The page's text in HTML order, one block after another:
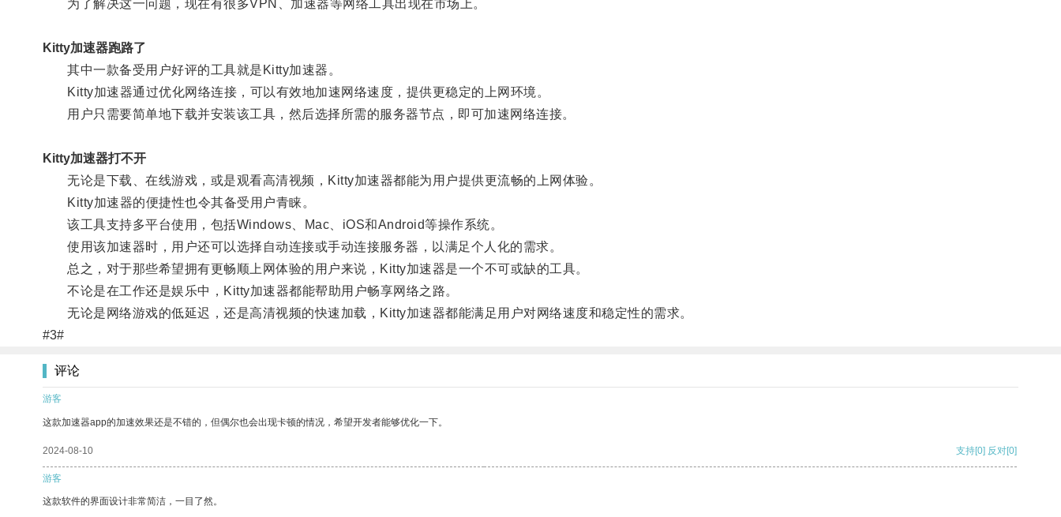
为了解决这一问题，现在有很多VPN、加速器等网络工具出现在市场上。
Kitty加速器跑路了
其中一款备受用户好评的工具就是Kitty加速器。
Kitty加速器通过优化网络连接，可以有效地加速网络速度，提供更稳定的上网环境。
用户只需要简单地下载并安装该工具，然后选择所需的服务器节点，即可加速网络连接。
Kitty加速器打不开
无论是下载、在线游戏，或是观看高清视频，Kitty加速器都能为用户提供更流畅的上网体验。
Kitty加速器的便捷性也令其备受用户青睐。
该工具支持多平台使用，包括Windows、Mac、iOS和Android等操作系统。
使用该加速器时，用户还可以选择自动连接或手动连接服务器，以满足个人化的需求。
总之，对于那些希望拥有更畅顺上网体验的用户来说，Kitty加速器是一个不可或缺的工具。
不论是在工作还是娱乐中，Kitty加速器都能帮助用户畅享网络之路。
无论是网络游戏的低延迟，还是高清视频的快速加载，Kitty加速器都能满足用户对网络速度和稳定性的需求。
#3#
评论
游客
这款加速器app的加速效果还是不错的，但偶尔也会出现卡顿的情况，希望开发者能够优化一下。
2024-08-10 支持[0] 反对[0]
游客
这款软件的界面设计非常简洁，一目了然。